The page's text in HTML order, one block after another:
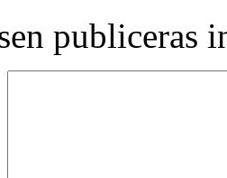
publiceras